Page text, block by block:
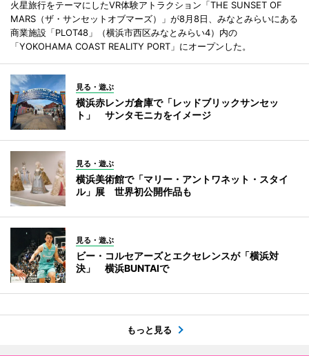
火星旅行をテーマにしたVR体験アトラクション「THE SUNSET OF
MARS（ザ・サンセットオブマーズ）」が8月8日、みなとみらいにある
商業施設「PLOT48」（横浜市西区みなとみらい4）内の
「YOKOHAMA COAST REALITY PORT」にオープンした。
見る・遊ぶ
横浜赤レンガ倉庫で「レッドブリックサンセッ
ト」 サンタモニカをイメージ
見る・遊ぶ
横浜美術館で「マリー・アントワネット・スタイ
ル」展 世界初公開作品も
見る・遊ぶ
ビー・コルセアーズとエクセレンスが「横浜対
決」 横浜BUNTAIで
もっと見る